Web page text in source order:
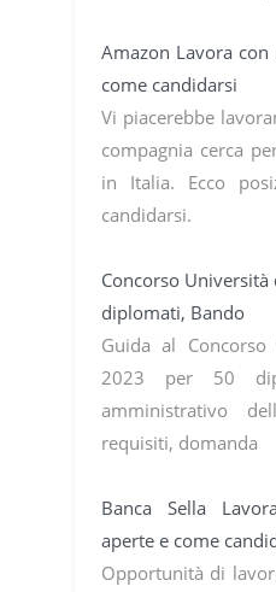
Amazon Lavora
come candidarsi
Vi piacerebbe
compagnia cerca
in Italia. Ecco
candidarsi.
Concorso
diplomati, Bando
Guida al
2023 per 50
amministrativo
requisiti, domanda
Banca Sella
aperte e come
Opportunità di